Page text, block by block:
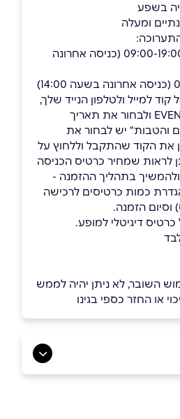
בשפע
ומעלה
ימים א-ה + שבתות: 09:00-19:00 (כניסה אחרונה
למייל ולטלפון הנייד שלך,
יש להיכנס לאתר EVENTIM ולבחור את תאריך
והטבות" יש לבחור את
את הקוד שהתקבל וללחוץ על
לראות שמחיר כרטיס הכניסה
בתהליך ההזמנה -
כמות כרטיסים לרכישה
הזמנה.
דיגיטלי למופע.
השובר, לא ניתן יהיה לממש
או החזר כספי בגינו